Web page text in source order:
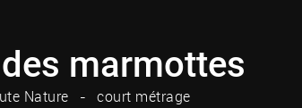
marmottes
Nature court métrage